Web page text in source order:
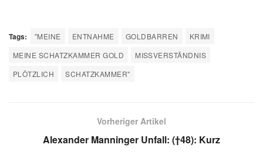
Tags: "MEINE ENTNAHME GOLDBARREN
KRIMI
MEINE SCHATZKAMMER GOLD
MISSVERSTÄNDNIS
PLÖTZLICH
SCHATZKAMMER"
Vorheriger Artikel
Alexander Manninger Unfall: (†48): Kurz